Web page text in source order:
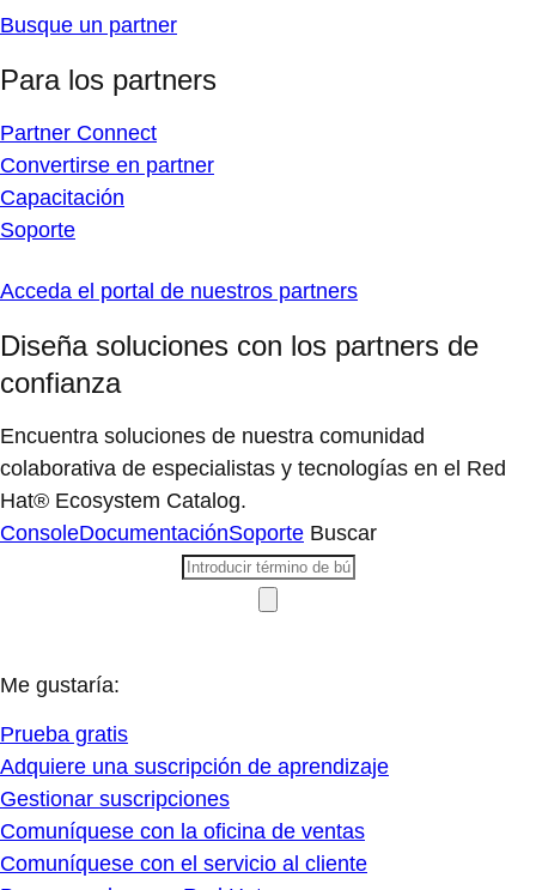
Busque un partner
Para los partners
Partner Connect
Convertirse en partner
Capacitación
Soporte
Acceda el portal de nuestros partners
Diseña soluciones con los partners de
confianza
Encuentra soluciones de nuestra comunidad
colaborativa de especialistas y tecnologías en el Red
Hat® Ecosystem Catalog.
ConsoleDocumentaciónSoporte Buscar
Me gustaría:
Prueba gratis
Adquiere una suscripción de aprendizaje
Gestionar suscripciones
Comuníquese con la oficina de ventas
Comuníquese con el servicio al cliente